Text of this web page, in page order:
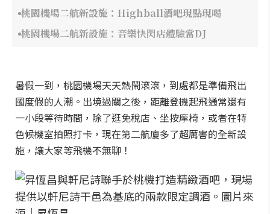
桃園機場二航新設施：Highball酒吧現點現喝
桃園機場二航新設施：音樂快閃店體驗當DJ
暑假一到，桃園機場天天熱鬧滾滾，到處都是準備飛出
國度假的人潮。出境過關之後，距離登機起飛通常還有
一小段等待時間，除了逛免稅店、坐按摩椅，或者在特
色候機室拍照打卡，現在第二航廈多了超厲害的全新設
施，讓大家等飛機不無聊！